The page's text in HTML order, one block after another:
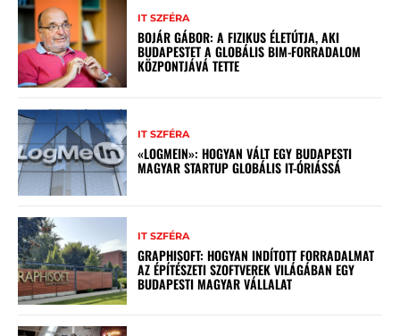
IT SZFÉRA
BOJÁR GÁBOR: A FIZIKUS ÉLETÚTJA, AKI
BUDAPESTET A GLOBÁLIS BIM-FORRADALOM
KÖZPONTJÁVÁ TETTE
IT SZFÉRA
«LOGMEIN»: HOGYAN VÁLT EGY BUDAPESTI
MAGYAR STARTUP GLOBÁLIS IT-ÓRIÁSSÁ
IT SZFÉRA
GRAPHISOFT: HOGYAN INDÍTOTT FORRADALMAT
AZ ÉPÍTÉSZETI SZOFTVEREK VILÁGÁBAN EGY
BUDAPESTI MAGYAR VÁLLALAT